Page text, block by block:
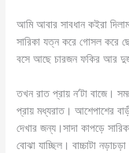
আমি আবার সাবধান কইরা
সারিকা যত্ন করে গোসল করে
বসে আছে চারজন ফকির আর
তখন রাত প্রায় ন’টা বাজে।
প্রায় মধ্যরাত। আশেপাশের
দেখার জন্য।সাদা কাপড়ে
বোঝা যাচ্ছিল। বাচ্চাটা